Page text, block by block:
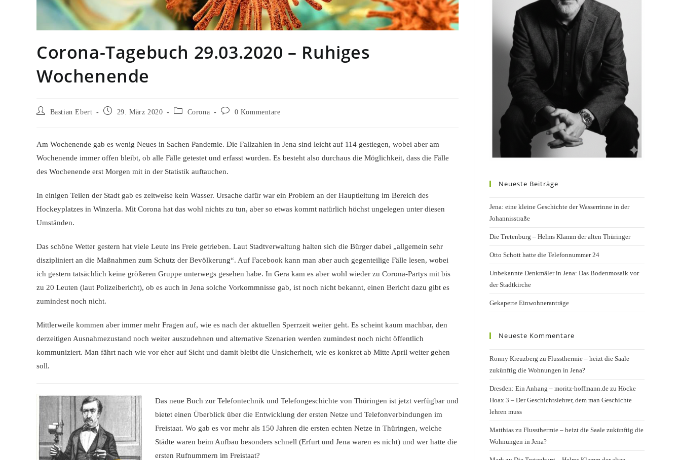
Corona-Tagebuch 29.03.2020 – Ruhiges
Wochenende
Beitrags-Bastian Ebert
Beitrag29. März 2020
Beitrags-
Corona
Beitrags-0 Kommentare
Am Wochenende gab es wenig Neues in Sachen Pandemie. Die Fallzahlen in Jena sind leicht auf 114 gestiegen, wobei aber am
Wochenende immer offen bleibt, ob alle Fälle getestet und erfasst wurden. Es besteht also durchaus die Möglichkeit, dass die Fälle
des Wochenende erst Morgen mit in der Statistik auftauchen.
In einigen Teilen der Stadt gab es zeitweise kein Wasser. Ursache dafür war ein Problem an der Hauptleitung im Bereich des
Hockeyplatzes in Winzerla. Mit Corona hat das wohl nichts zu tun, aber so etwas kommt natürlich höchst ungelegen unter diesen
Umständen.
Das schöne Wetter gestern hat viele Leute ins Freie getrieben. Laut Stadtverwaltung halten sich die Bürger dabei „allgemein sehr
diszipliniert an die Maßnahmen zum Schutz der Bevölkerung“. Auf Facebook kann man aber auch gegenteilige Fälle lesen, wobei
ich gestern tatsächlich keine größeren Gruppe unterwegs gesehen habe. In Gera kam es aber wohl wieder zu Corona-Partys mit bis
zu 20 Leuten (laut Polizeibericht), ob es auch in Jena solche Vorkommnisse gab, ist noch nicht bekannt, einen Bericht dazu gibt es
zumindest noch nicht.
Mittlerweile kommen aber immer mehr Fragen auf, wie es nach der aktuellen Sperrzeit weiter geht. Es scheint kaum machbar, den
derzeitigen Ausnahmezustand noch weiter auszudehnen und alternative Szenarien werden zumindest noch nicht öffentlich
kommuniziert. Man fährt nach wie vor eher auf Sicht und damit bleibt die Unsicherheit, wie es konkret ab Mitte April weiter gehen
soll.
Das neue Buch zur Telefontechnik und Telefongeschichte von Thüringen ist jetzt verfügbar und
bietet einen Überblick über die Entwicklung der ersten Netze und Telefonverbindungen im
Freistaat. Wo gab es vor mehr als 150 Jahren die ersten echten Netze in Thüringen, welche
Städte waren beim Aufbau besonders schnell (Erfurt und Jena waren es nicht) und wer hatte die
ersten Rufnummern im Freistaat?
Neueste Beiträge
Jena: eine kleine Geschichte der Wasserrinne in der
Johannisstraße
Die Tretenburg – Helms Klamm der alten Thüringer
Otto Schott hatte die Telefonnummer 24
Unbekannte Denkmäler in Jena: Das Bodenmosaik vor
der Stadtkirche
Gekaperte Einwohneranträge
Neueste Kommentare
Ronny Kreuzberg zu Flussthermie – heizt die Saale
zukünftig die Wohnungen in Jena?
Dresden: Ein Anhang – moritz-hoffmann.de zu Höcke
Hoax 3 – Der Geschichtslehrer, dem man Geschichte
lehren muss
Matthias zu Flussthermie – heizt die Saale zukünftig die
Wohnungen in Jena?